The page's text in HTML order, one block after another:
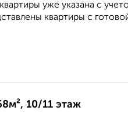
уже укaзaна c
квартиры с
10/11 этаж